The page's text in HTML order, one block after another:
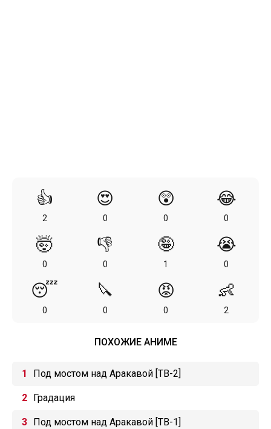
👍
2
😍
0
😲
0
😂
0
🤯
0
👎
0
🤪
1
😭
0
😴
0
🔪
0
😡
0
👶
2
ПОХОЖИЕ АНИМЕ
Под мостом над Аракавой [ТВ-2]
Градация
Под мостом над Аракавой [ТВ-1]